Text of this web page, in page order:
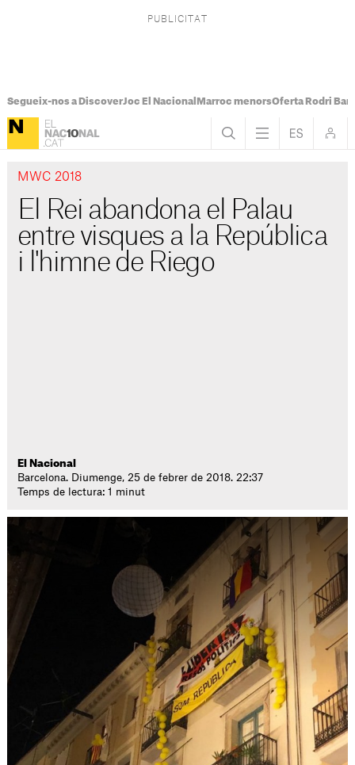
Segueix-nos a DiscoverJoc El Nacional Marroc menorsOferta Rodri
MWC 2018
El Rei abandona el Palau
entre visques a la República
i l'himne de Riego
El Nacional
Barcelona. Diumenge, 25 de febrer de 2018. 22:37
Temps de lectura: 1 minut